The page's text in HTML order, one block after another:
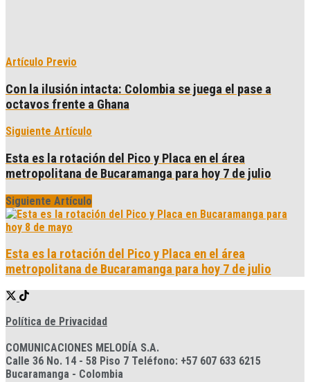
Artículo Previo
Con la ilusión intacta: Colombia se juega el pase a
octavos frente a Ghana
Siguiente Artículo
Esta es la rotación del Pico y Placa en el área
metropolitana de Bucaramanga para hoy 7 de julio
Siguiente Artículo
Esta es la rotación del Pico y Placa en el área
metropolitana de Bucaramanga para hoy 7 de julio
Política de Privacidad
COMUNICACIONES MELODÍA S.A.
Calle 36 No. 14 - 58 Piso 7 Teléfono: +57 607 633 6215
Bucaramanga - Colombia